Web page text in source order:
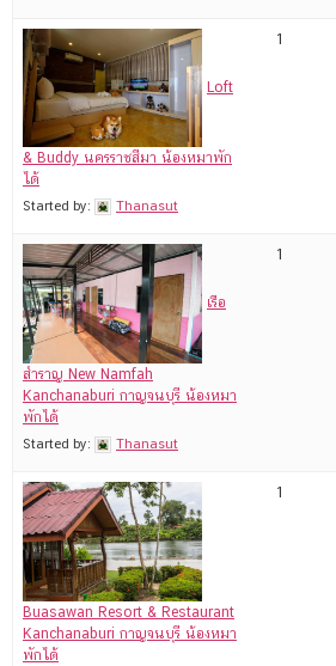
Loft
& Buddy นครราชสีมา น้องหมาพัก
ได้
Started by: Thanasut
1
เรือ
สำราญ New Namfah
Kanchanaburi กาญจนบุรี น้องหมา
พักได้
Started by: Thanasut
1
Buasawan Resort & Restaurant
Kanchanaburi กาญจนบุรี น้องหมา
พักได้
1